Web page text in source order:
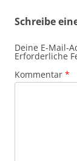
Schreibe
Deine E-Mail-
Erforderliche
Kommentar *